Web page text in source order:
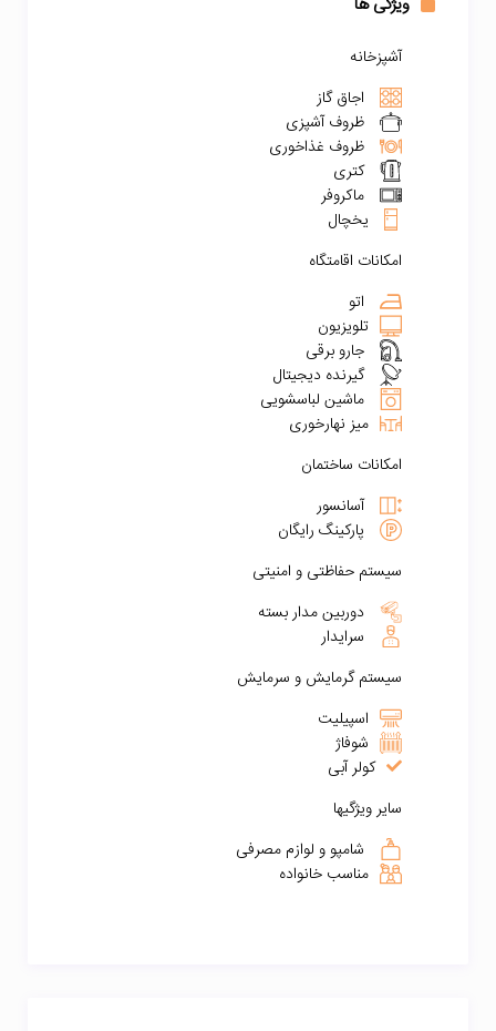
آشپزخانه
اجاق گاز
ظروف آشپزی
ظروف غذاخوری
کتری
ماکروفر
یخچال
امکانات اقامتگاه
اتو
تلویزیون
جارو برقی
گیرنده دیجیتال
ماشین لباسشویی
میز نهارخوری
امکانات ساختمان
آسانسور
پارکینگ رایگان
سیستم حفاظتی و امنیتی
دوربین مدار بسته
سرایدار
سیستم گرمایش و سرمایش
اسپیلیت
شوفاژ
کولر آبی
سایر ویژگیها
شامپو و لوازم مصرفی
مناسب خانواده